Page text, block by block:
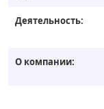
Деятельность:
О компании: